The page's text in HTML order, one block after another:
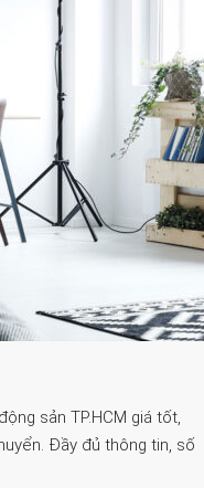
sản TP.HCM giá tốt,
Đầy đủ thông tin, số